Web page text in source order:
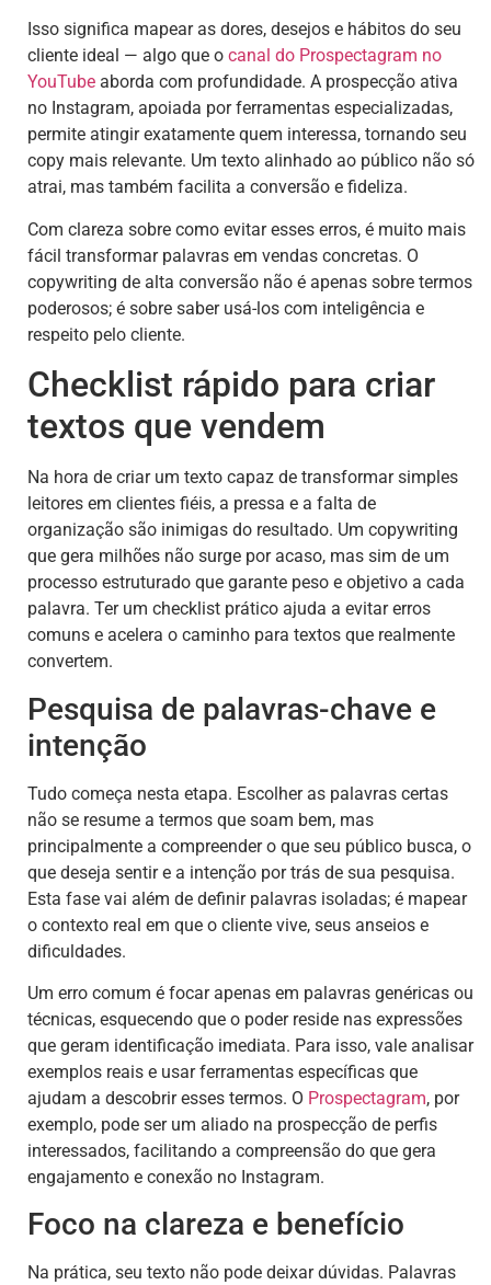
Isso significa mapear as dores, desejos e hábitos do seu
cliente ideal — algo que o canal do Prospectagram no
YouTube aborda com profundidade. A prospecção ativa
no Instagram, apoiada por ferramentas especializadas,
permite atingir exatamente quem interessa, tornando seu
copy mais relevante. Um texto alinhado ao público não só
atrai, mas também facilita a conversão e fideliza.
Com clareza sobre como evitar esses erros, é muito mais
fácil transformar palavras em vendas concretas. O
copywriting de alta conversão não é apenas sobre termos
poderosos; é sobre saber usá-los com inteligência e
respeito pelo cliente.
Checklist rápido para criar
textos que vendem
Na hora de criar um texto capaz de transformar simples
leitores em clientes fiéis, a pressa e a falta de
organização são inimigas do resultado. Um copywriting
que gera milhões não surge por acaso, mas sim de um
processo estruturado que garante peso e objetivo a cada
palavra. Ter um checklist prático ajuda a evitar erros
comuns e acelera o caminho para textos que realmente
convertem.
Pesquisa de palavras-chave e
intenção
Tudo começa nesta etapa. Escolher as palavras certas
não se resume a termos que soam bem, mas
principalmente a compreender o que seu público busca, o
que deseja sentir e a intenção por trás de sua pesquisa.
Esta fase vai além de definir palavras isoladas; é mapear
o contexto real em que o cliente vive, seus anseios e
dificuldades.
Um erro comum é focar apenas em palavras genéricas ou
técnicas, esquecendo que o poder reside nas expressões
que geram identificação imediata. Para isso, vale analisar
exemplos reais e usar ferramentas específicas que
ajudam a descobrir esses termos. O Prospectagram, por
exemplo, pode ser um aliado na prospecção de perfis
interessados, facilitando a compreensão do que gera
engajamento e conexão no Instagram.
Foco na clareza e benefício
Na prática, seu texto não pode deixar dúvidas. Palavras